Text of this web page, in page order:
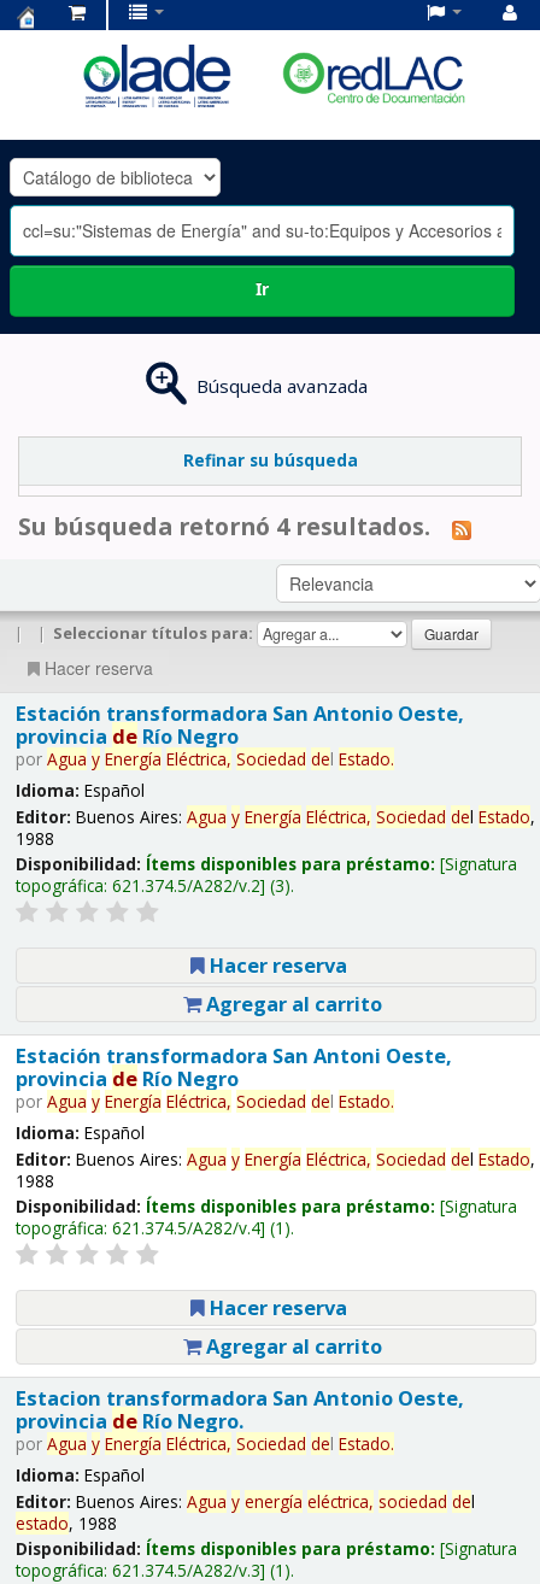
OLADE
-
Ir
Búsqueda avanzada
Refinar su búsqueda
Su búsqueda retornó 4 resultados.
| | Seleccionar títulos para:
Hacer reserva
Estación transformadora San Antonio Oeste,
provincia deRío Negro
por Agua y Energía Eléctrica, Sociedad del Estado.
Idioma: Español
Editor: Buenos Aires: Agua y Energía Eléctrica, Sociedad del Estado,
1988
Disponibilidad: Ítems disponibles para préstamo: Signatura
topográfica: 621.374.5/A282/v.2 (3).
Hacer reserva
Agregar al carrito
Estación transformadora San Antoni Oeste,
provincia deRío Negro
por Agua y Energía Eléctrica, Sociedad del Estado.
Idioma: Español
Editor: Buenos Aires: Agua y Energía Eléctrica, Sociedad del Estado,
1988
Disponibilidad: Ítems disponibles para préstamo: Signatura
topográfica: 621.374.5/A282/v.4 (1).
Hacer reserva
Agregar al carrito
Estacion transformadora San Antonio Oeste,
provincia deRío Negro.
por Agua y Energía Eléctrica, Sociedad del Estado.
Idioma: Español
Editor: Buenos Aires: Agua y energía eléctrica, sociedad del
estado, 1988
Disponibilidad: Ítems disponibles para préstamo: Signatura
topográfica: 621.374.5/A282/v.3 (1).